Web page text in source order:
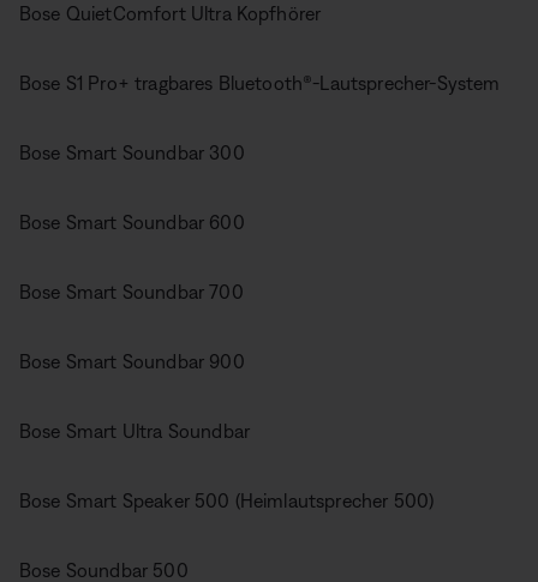
Bose QuietComfort Ultra Kopfhörer
Bose S1 Pro+ tragbares Bluetooth®-Lautsprecher-System
Bose Smart Soundbar 300
Bose Smart Soundbar 600
Bose Smart Soundbar 700
Bose Smart Soundbar 900
Bose Smart Ultra Soundbar
Bose Smart Speaker 500 (Heimlautsprecher 500)
Bose Soundbar 500